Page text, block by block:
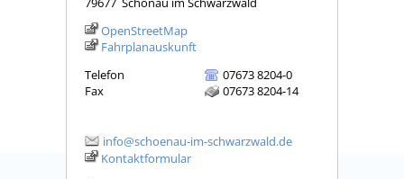
OpenStreetMap
Fahrplanauskunft
Telefon
07673 8204-0
Fax
07673 8204-14
info@schoenau-im-schwarzwald.de
Kontaktformular